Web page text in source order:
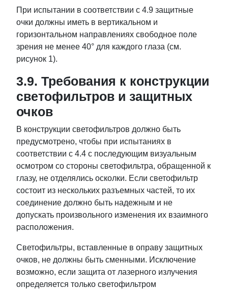
При испытании в соответствии с 4.9 защитные
очки должны иметь в вертикальном и
горизонтальном направлениях свободное поле
зрения не менее 40° для каждого глаза (см.
рисунок 1).
3.9. Требования к конструкции
светофильтров и защитных
очков
В конструкции светофильтров должно быть
предусмотрено, чтобы при испытаниях в
соответствии с 4.4 с последующим визуальным
осмотром со стороны светофильтра, обращенной к
глазу, не отделялись осколки. Если светофильтр
состоит из нескольких разъемных частей, то их
соединение должно быть надежным и не
допускать произвольного изменения их взаимного
расположения.
Светофильтры, вставленные в оправу защитных
очков, не должны быть сменными. Исключение
возможно, если защита от лазерного излучения
определяется только светофильтром